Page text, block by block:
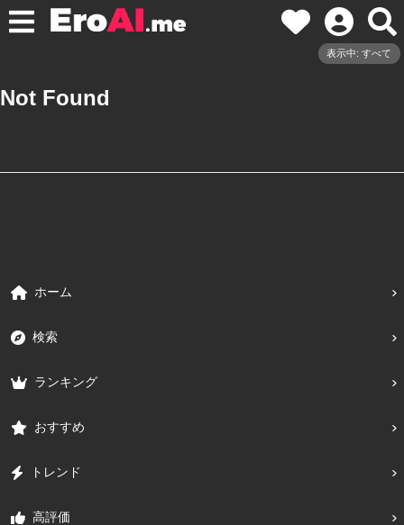
表示中: すべて
Not Found
ホーム
検索
ランキング
おすすめ
トレンド
高評価